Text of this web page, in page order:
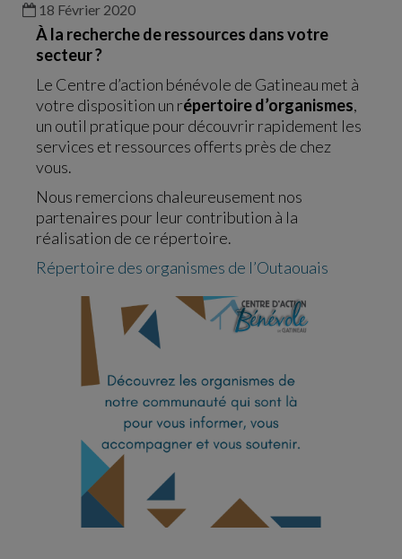
18 Février 2020
À la recherche de ressources dans votre
secteur?
Le Centre d’action bénévole de Gatineau met à
votre disposition un répertoire d’organismes,
un outil pratique pour découvrir rapidement les
services et ressources offerts près de chez
vous.
Nous remercions chaleureusement nos
partenaires pour leur contribution à la
réalisation de ce répertoire.
Répertoire des organismes de l’Outaouais